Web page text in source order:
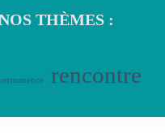
THÈMES :
rencontre